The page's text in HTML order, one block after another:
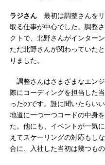
ラジさん 最初は調整さんを
取る仕事が中心でした。調整
クトで、北野さんがインター
ただ北野さんが関わっていた
りました。
調整さんはさまざまなエン
際にコーディングを担当した
ったのです。誰に聞いたらい
地道に一つ一つコードの中身
た。他にも、イベントが一気
えてスケーリングの対応もし
合に、入社した当初は幾つも